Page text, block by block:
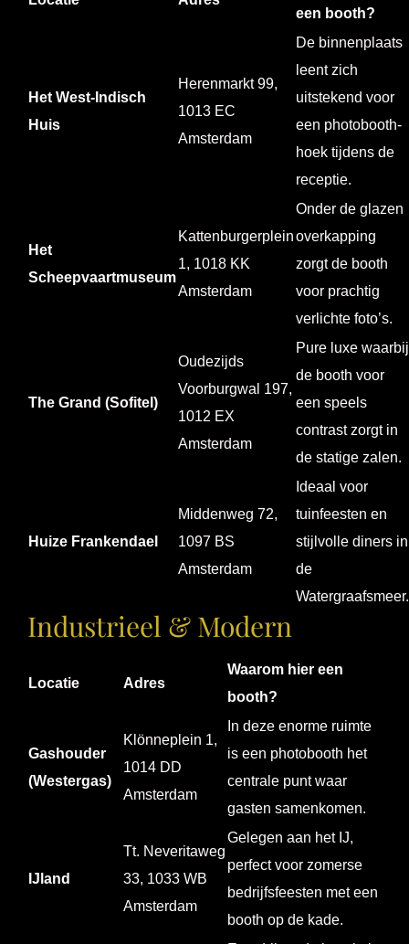
een booth?
Het West-Indisch
Huis
Herenmarkt 99,
1013 EC
Amsterdam
De binnenplaats
leent zich
uitstekend voor
een photobooth-
hoek tijdens de
receptie.
Het
Scheepvaartmuseum
Kattenburgerplein
1, 1018 KK
Amsterdam
Onder de glazen
overkapping
zorgt de booth
voor prachtig
verlichte foto’s.
The Grand (Sofitel)
Oudezijds
Voorburgwal 197,
1012 EX
Amsterdam
Pure luxe waarbij
de booth voor
een speels
contrast zorgt in
de statige zalen.
Huize Frankendael
Middenweg 72,
1097 BS
Amsterdam
Ideaal voor
tuinfeesten en
stijlvolle diners in
de
Watergraafsmeer.
Industrieel & Modern
Locatie Adres
Waarom hier een
booth?
Gashouder
(Westergas)
Klönneplein 1,
1014 DD
Amsterdam
In deze enorme ruimte
is een photobooth het
centrale punt waar
gasten samenkomen.
IJland
Tt. Neveritaweg
33, 1033 WB
Amsterdam
Gelegen aan het IJ,
perfect voor zomerse
bedrijfsfeesten met een
booth op de kade.